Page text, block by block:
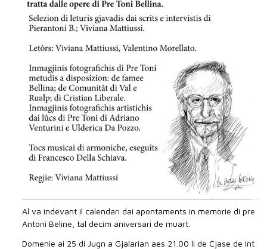
Al va indevant il calendari dai apontaments in memorie di pre
Antoni Beline, tal decim aniversari de muart.
Domenie ai 25 di Jugn a Gjalarian aes 21.00 li de Cjase de int